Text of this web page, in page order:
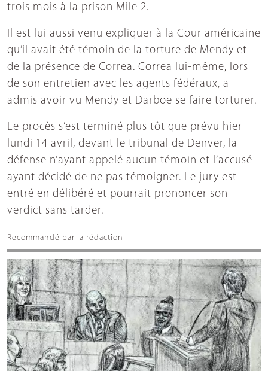
trois mois à la prison Mile 2.
Il est lui aussi venu expliquer à la Cour américaine
qu’il avait été témoin de la torture de Mendy et
de la présence de Correa. Correa lui-même, lors
de son entretien avec les agents fédéraux, a
admis avoir vu Mendy et Darboe se faire torturer.
Le procès s’est terminé plus tôt que prévu hier
lundi 14 avril, devant le tribunal de Denver, la
défense n’ayant appelé aucun témoin et l’accusé
ayant décidé de ne pas témoigner. Le jury est
entré en délibéré et pourrait prononcer son
verdict sans tarder.
Recommandé par la rédaction